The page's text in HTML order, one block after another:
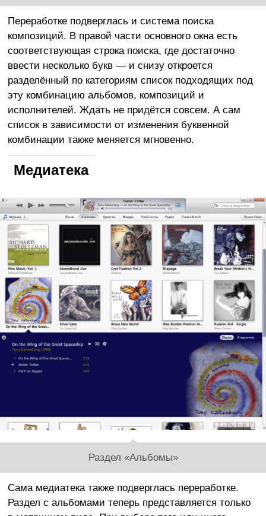
Переработке подверглась и система поиска
композиций. В правой части основного окна есть
соответствующая строка поиска, где достаточно
ввести несколько букв — и снизу откроется
разделённый по категориям список подходящих под
эту комбинацию альбомов, композиций и
исполнителей. Ждать не придётся совсем. А сам
список в зависимости от изменения буквенной
комбинации также меняется мгновенно.
Медиатека
Раздел «Альбомы»
Сама медиатека также подверглась переработке.
Раздел с альбомами теперь представляется только